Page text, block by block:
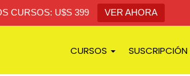
CURSOS: U$S 399 VER AHORA
CURSOS SUSCRIPCIÓN